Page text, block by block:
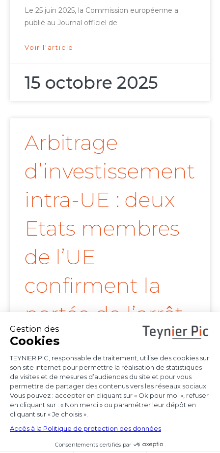
Le 25 juin 2025, la Commission européenne a
publié au Journal officiel de
Voir l'article
15 octobre 2025
Arbitrage
d’investissement
intra-UE : deux
Etats membres
de l’UE
confirment la
portée de l’arrêt
Achmea
Les juridictions nationales continuent de tirer
toutes les conséquences de l’arrêt Achmea
(CJUE,
Voir l'article